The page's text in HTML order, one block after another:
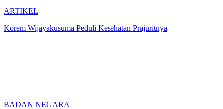
ARTIKEL
Korem Wijayakusuma Peduli Kesehatan Prajuritnya
BADAN NEGARA